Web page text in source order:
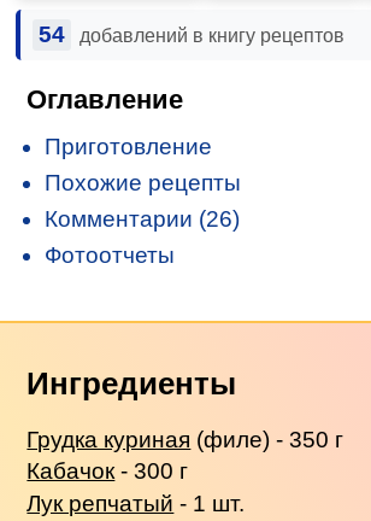
54 добавлений в книгу рецептов
Оглавление
Приготовление
Похожие рецепты
Комментарии (26)
Фотоотчеты
Ингредиенты
Грудка куриная (филе) - 350 г
Кабачок- 300 г
Лук репчатый - 1 шт.